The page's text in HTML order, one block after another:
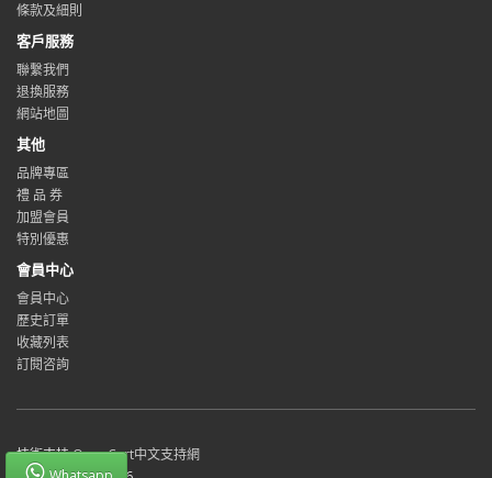
條款及細則
客戶服務
聯繫我們
退換服務
網站地圖
其他
品牌專區
禮 品 券
加盟會員
特別優惠
會員中心
會員中心
歷史訂單
收藏列表
訂閱咨詢
技術支持OpenCart中文支持網